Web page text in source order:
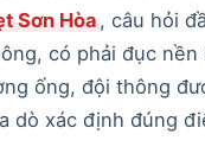
Sơn Hòa, câu hỏi
có phải đục nền
ống, đội thông
dò xác định đúng